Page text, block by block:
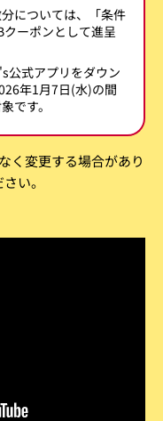
については、「条件
ーポンとして進呈
公式アプリをダウン
年1月7日(水)の間
です。
く変更する場合があり
い。